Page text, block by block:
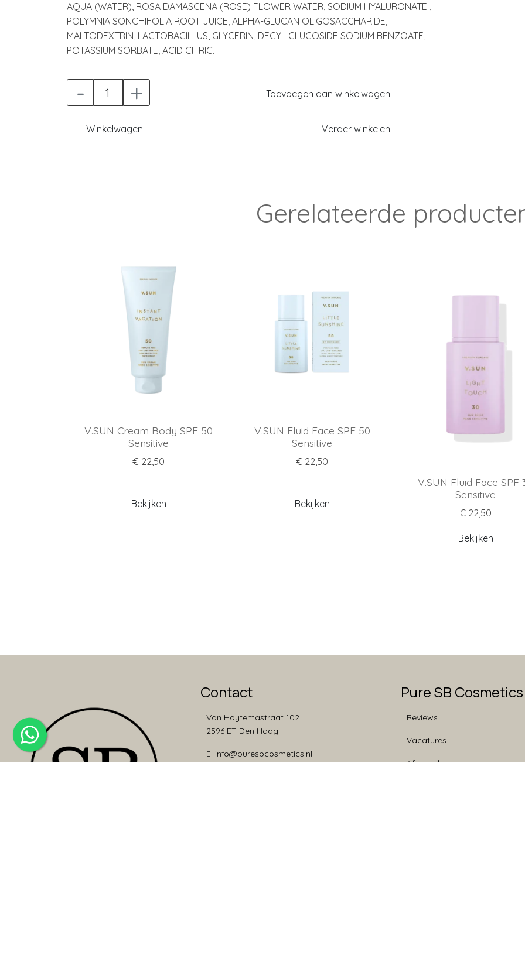
AQUA (WATER), ROSA DAMASCENA (ROSE) FLOWER WATER, SODIUM HYALURONATE ,
POLYMNIA SONCHIFOLIA ROOT JUICE, ALPHA-GLUCAN OLIGOSACCHARIDE,
MALTODEXTRIN, LACTOBACILLUS, GLYCERIN, DECYL GLUCOSIDE SODIUM BENZOATE,
POTASSIUM SORBATE, ACID CITRIC.
- + Toevoegen aan winkelwagen
Winkelwagen Verder winkelen
Gerelateerde
V.SUN Cream Body SPF 50
Sensitive
€ 22,50
Bekijken
V.SUN Fluid Face SPF 50
Sensitive
€ 22,50
Bekijken
V.SUN Fluid Face SPF
Sensitive
€ 22,50
Bekijken
Contact
Van Hoytemastraat 102
2596 ET Den Haag
E: info@puresbcosmetics.nl
Pure SB Cosmetics
Reviews
Vacatures
Afspraak maken